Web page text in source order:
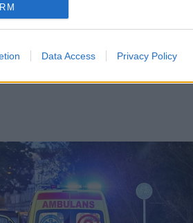
Data Access Privacy Policy